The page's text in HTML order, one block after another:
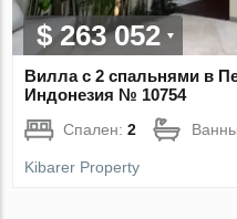
$ 263 052
Вилла с 2 спальнями в
Индонезия № 10754
Спален:2
Kibarer Property